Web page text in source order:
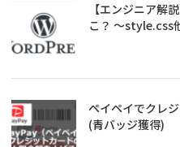
【エンジニア解
こ？ ～style.css
ペイペイでクレ
(青バッジ獲得)